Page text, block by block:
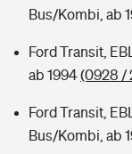
Sie haben Fragen?
Zur Übersicht
Kinderunfall-
Bus/Kombi, ab
Ford Transit,
ab 1994(0928 /
Ford Transit,
Bus/Kombi, ab